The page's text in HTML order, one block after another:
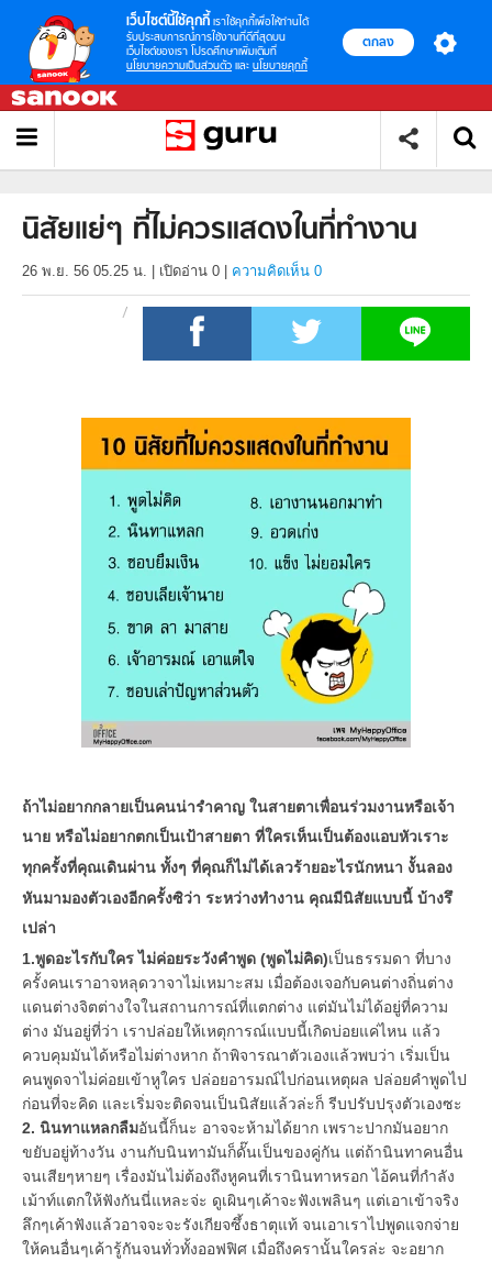
เว็บไซต์นี้ใช้คุกกี้ เราใช้คุกกี้เพื่อให้ท่านได้
รับประสบการณ์การใช้งานที่ดีที่สุดบน
เว็บไซต์ของเรา โปรดศึกษาเพิ่มเติมที่
นโยบายความเป็นส่วนตัว และ นโยบายคุกกี้
ตกลง
นิสัยแย่ๆ ที่ไม่ควรแสดงในที่ทำงาน
26 พ.ย. 56 05.25 น. เปิดอ่าน 0 ความคิดเห็น 0
ถ้าไม่อยากกลายเป็นคนน่ารำคาญ ในสายตาเพื่อนร่วมงานหรือเจ้า
นาย หรือไม่อยากตกเป็นเป้าสายตา ที่ใครเห็นเป็นต้องแอบหัวเราะ
ทุกครั้งที่คุณเดินผ่าน ทั้งๆ ที่คุณก็ไม่ได้เลวร้ายอะไรนักหนา งั้นลอง
หันมามองตัวเองอีกครั้งซิว่า ระหว่างทำงาน คุณมีนิสัยแบบนี้ บ้างรึ
เปล่า
1.พูดอะไรกับใคร ไม่ค่อยระวังคำพูด (พูดไม่คิด)เป็นธรรมดา ที่บาง
ครั้งคนเราอาจหลุดวาจาไม่เหมาะสม เมื่อต้องเจอกับคนต่างถิ่นต่าง
แดนต่างจิตต่างใจในสถานการณ์ที่แตกต่าง แต่มันไม่ได้อยู่ที่ความ
ต่าง มันอยู่ที่ว่า เราปล่อยให้เหตุการณ์แบบนี้เกิดบ่อยแค่ไหน แล้ว
ควบคุมมันได้หรือไม่ต่างหาก ถ้าพิจารณาตัวเองแล้วพบว่า เริ่มเป็น
คนพูดจาไม่ค่อยเข้าหูใคร ปล่อยอารมณ์ไปก่อนเหตุผล ปล่อยคำพูดไป
ก่อนที่จะคิด และเริ่มจะติดจนเป็นนิสัยแล้วล่ะก็ รีบปรับปรุงตัวเองซะ
2. นินทาแหลกลืมอันนี้ก็นะ อาจจะห้ามได้ยาก เพราะปากมันอยาก
ขยับอยู่ท้างวัน งานกับนินทามันก็ดั๊นเป็นของคู่กัน แต่ถ้านินทาคนอื่น
จนเสียๆหายๆ เรื่องมันไม่ต้องถึงหูคนที่เรานินทาหรอก ไอ้คนที่กำลัง
เม้าท์แตกให้ฟังกันนี่แหละจ่ะ ดูเผินๆเค้าจะฟังเพลินๆ แต่เอาเข้าจริง
ลึกๆเค้าฟังแล้วอาจจะจะรังเกียจซึ้งธาตุแท้ จนเอาเราไปพูดแจกจ่าย
ให้คนอื่นๆเค้ารู้กันจนทั่วทั้งออฟฟิศ เมื่อถึงครานั้นใครล่ะ จะอยาก